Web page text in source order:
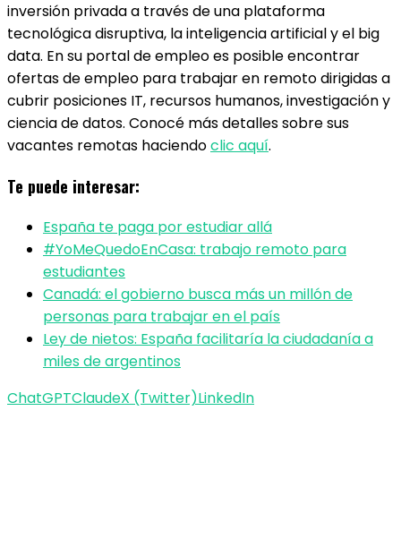
inversión privada a través de una plataforma
tecnológica disruptiva, la inteligencia artificial y el big
data. En su portal de empleo es posible encontrar
ofertas de empleo para trabajar en remoto dirigidas a
cubrir posiciones IT, recursos humanos, investigación y
ciencia de datos. Conocé más detalles sobre sus
vacantes remotas haciendoclic aquí.
Te puede interesar:
España te paga por estudiar allá
#YoMeQuedoEnCasa: trabajo remoto para
estudiantes
Canadá: el gobierno busca más un millón de
personas para trabajar en el país
Ley de nietos: España facilitaría la ciudadanía a
miles de argentinos
ChatGPTClaudeX (Twitter)LinkedIn